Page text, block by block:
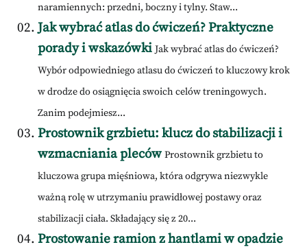
naramiennych: przedni, boczny i tylny. Staw...
Jak wybrać atlas do ćwiczeń? Praktyczne
porady i wskazówki Jak wybrać atlas do ćwiczeń?
Wybór odpowiedniego atlasu do ćwiczeń to kluczowy krok
w drodze do osiągnięcia swoich celów treningowych.
Zanim podejmiesz...
Prostownik grzbietu: klucz do stabilizacji i
wzmacniania pleców Prostownik grzbietu to
kluczowa grupa mięśniowa, która odgrywa niezwykle
ważną rolę w utrzymaniu prawidłowej postawy oraz
stabilizacji ciała. Składający się z 20...
Prostowanie ramion z hantlami w opadzie